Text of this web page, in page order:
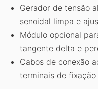
Gerador de tensão
senoidal limpa e
Módulo opcional
tangente delta e
Cabos de conexão
terminais de fixação